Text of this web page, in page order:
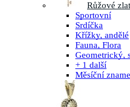
Růžové
Sportovní
Srdíčka
Křížky, andělé
Fauna, Flora
Geometrický,
+ 1 další
Měsíční